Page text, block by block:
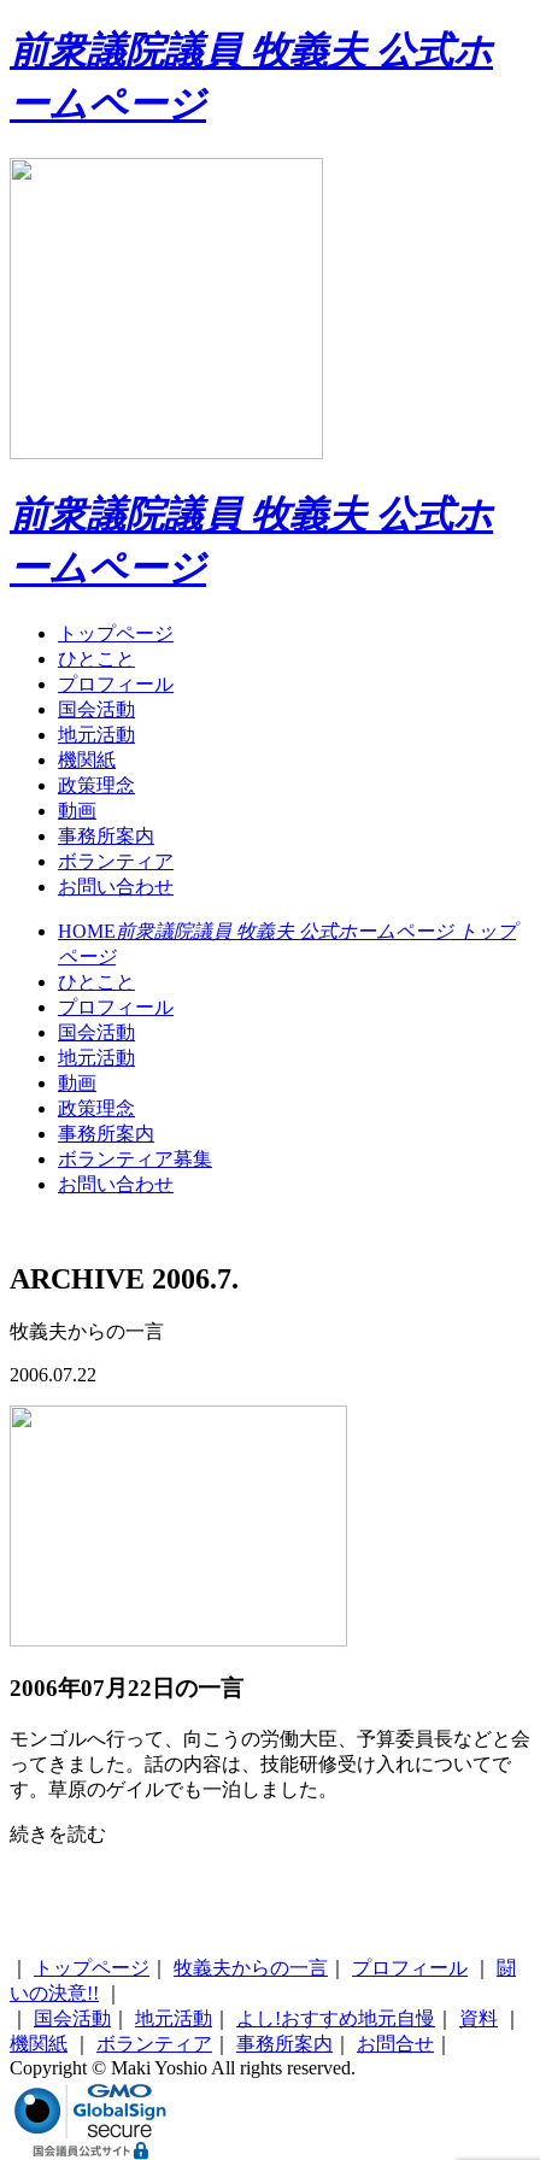
前衆議院議員 牧義夫 公式ホ
ームページ
前衆議院議員 牧義夫 公式ホ
ームページ
トップページ
ひとこと
プロフィール
国会活動
地元活動
機関紙
政策理念
動画
事務所案内
ボランティア
お問い合わせ
HOME前衆議院議員 牧義夫 公式ホームページ トップ
ページ
ひとこと
プロフィール
国会活動
地元活動
動画
政策理念
事務所案内
ボランティア募集
お問い合わせ
ARCHIVE 2006.7.
牧義夫からの一言
2006.07.22
2006年07月22日の一言
モンゴルへ行って、向こうの労働大臣、予算委員長などと会
ってきました。話の内容は、技能研修受け入れについてで
す。草原のゲイルでも一泊しました。
続きを読む
トップページ 牧義夫からの一言 プロフィール
闘
いの決意!!
国会活動 地元活動 よし!おすすめ地元自慢 資料
機関紙
ボランティア 事務所案内 お問合せ
Copyright © Maki Yoshio All rights reserved.